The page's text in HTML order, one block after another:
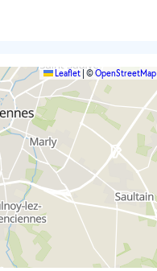
Leaflet ©OpenStreetMap